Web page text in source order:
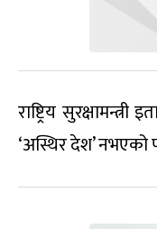
राष्ट्रिय
‘अस्थिर देश’